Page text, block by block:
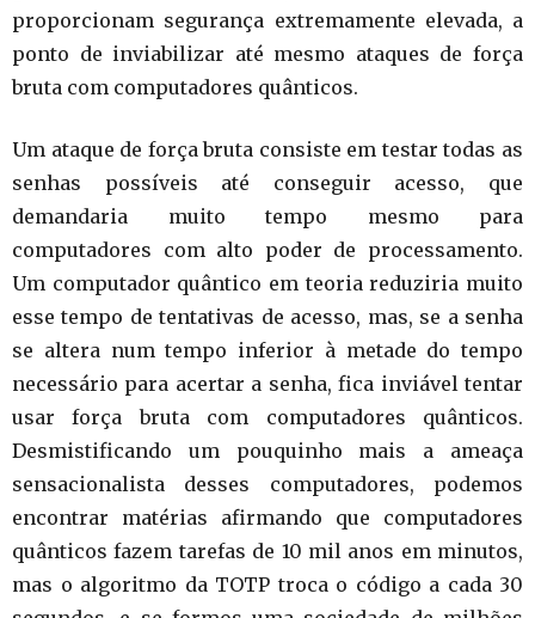
proporcionam segurança extremamente elevada, a
ponto de inviabilizar até mesmo ataques de força
bruta com computadores quânticos.
Um ataque de força bruta consiste em testar todas as
senhas possíveis até conseguir acesso, que
demandaria muito tempo mesmo para
computadores com alto poder de processamento.
Um computador quântico em teoria reduziria muito
esse tempo de tentativas de acesso, mas, se a senha
se altera num tempo inferior à metade do tempo
necessário para acertar a senha, fica inviável tentar
usar força bruta com computadores quânticos.
Desmistificando um pouquinho mais a ameaça
sensacionalista desses computadores, podemos
encontrar matérias afirmando que computadores
quânticos fazem tarefas de 10 mil anos em minutos,
mas o algoritmo da TOTP troca o código a cada 30